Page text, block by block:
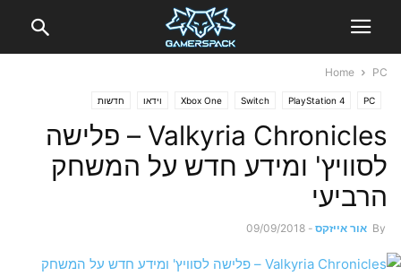
Home PC
PC
PlayStation 4
Switch
Xbox One וידאו חדשות
Valkyria Chronicles – פלישה
לסוויץ' ומידע חדש על המשחק
הרביעי
By אור אייזקס -
09/09/2018